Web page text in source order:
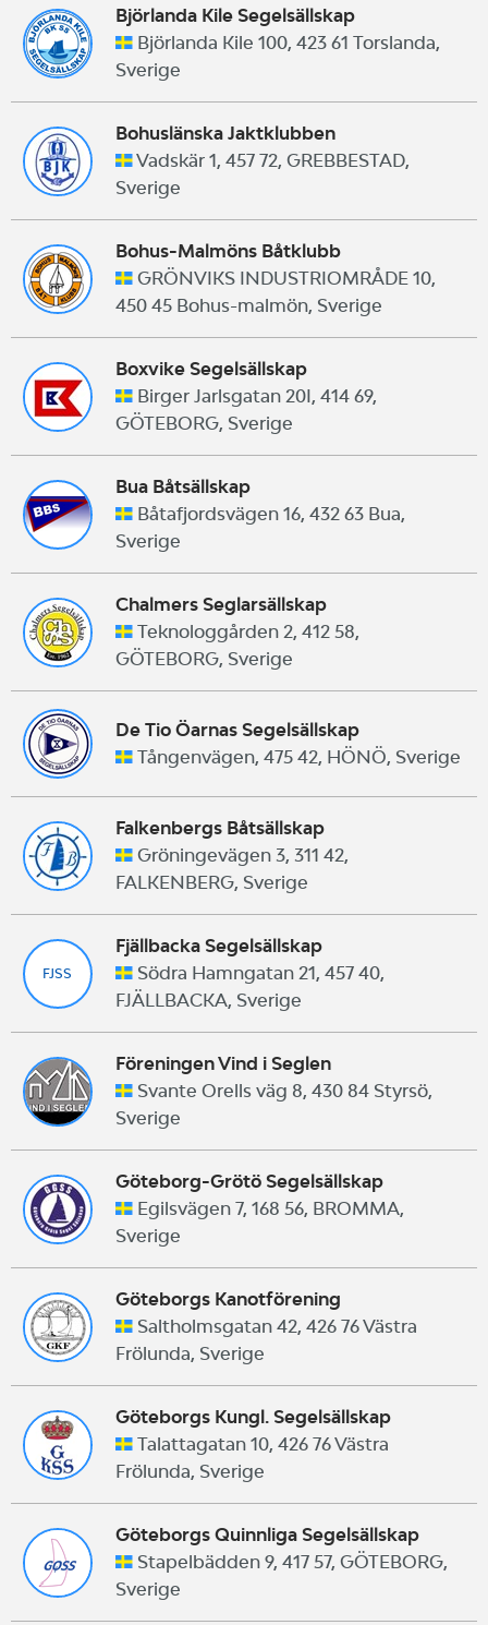
Björlanda Kile Segelsällskap
Björlanda Kile 100, 423 61 Torslanda,
Sverige
Bohuslänska Jaktklubben
Vadskär 1, 457 72, GREBBESTAD,
Sverige
Bohus-Malmöns Båtklubb
GRÖNVIKS INDUSTRIOMRÅDE 10,
450 45 Bohus-malmön, Sverige
Boxvike Segelsällskap
Birger Jarlsgatan 20I, 414 69,
GÖTEBORG, Sverige
Bua Båtsällskap
Båtafjordsvägen 16, 432 63 Bua,
Sverige
Chalmers Seglarsällskap
Teknologgården 2, 412 58,
GÖTEBORG, Sverige
De Tio Öarnas Segelsällskap
Tångenvägen, 475 42, HÖNÖ, Sverige
Falkenbergs Båtsällskap
Gröningevägen 3, 311 42,
FALKENBERG, Sverige
FJSS
Fjällbacka Segelsällskap
Södra Hamngatan 21, 457 40,
FJÄLLBACKA, Sverige
Föreningen Vind i Seglen
Svante Orells väg 8, 430 84 Styrsö,
Sverige
Göteborg-Grötö Segelsällskap
Egilsvägen 7, 168 56, BROMMA,
Sverige
Göteborgs Kanotförening
Saltholmsgatan 42, 426 76 Västra
Frölunda, Sverige
Göteborgs Kungl. Segelsällskap
Talattagatan 10, 426 76 Västra
Frölunda, Sverige
Göteborgs Quinnliga Segelsällskap
Stapelbädden 9, 417 57, GÖTEBORG,
Sverige